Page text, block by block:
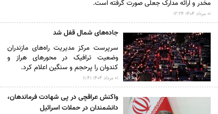
مخدر و ارائه مدارک جعلی صورت گرفته است.
۰۱ مرداد ۱۴۰۴ ۱۲:۲۴
جاده‌های شمال قفل شد
سرپرست مرکز مدیریت راه‌های مازندران
وضعیت ترافیک در محور‌های هراز و
کندوان را پرحجم و سنگین اعلام کرد.
۰۱ مرداد ۱۴۰۴ ۱۱:۴۱
واکنش عراقچی در پی شهادت فرماندهان،
دانشمندان در حملات اسرائیل